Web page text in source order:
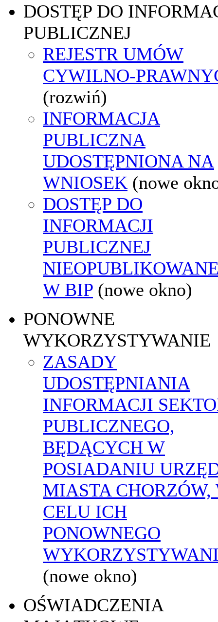
DOSTĘP DO
PUBLICZNEJ
REJESTR UMÓW
CYWILNO-
(rozwiń)
INFORMACJA
PUBLICZNA
UDOSTĘPNIONA NA
WNIOSEK (nowe
DOSTĘP DO
INFORMACJI
PUBLICZNEJ
W BIP (nowe okno)
PONOWNE
WYKORZYSTYWANIE
ZASADY
UDOSTĘPNIANIA
INFORMACJI
PUBLICZNEGO,
BĘDĄCYCH W
POSIADANIU
MIASTA CHORZÓW,
CELU ICH
PONOWNEGO
(nowe okno)
OŚWIADCZENIA